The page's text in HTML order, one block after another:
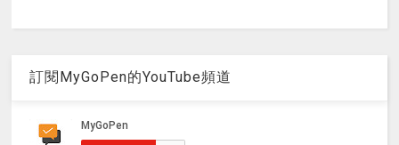
訂閱MyGoPen的YouTube頻道